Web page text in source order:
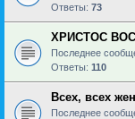
Ответы: 73
ХРИСТОС
Последнее
Ответы: 110
Всех, всех
Последнее